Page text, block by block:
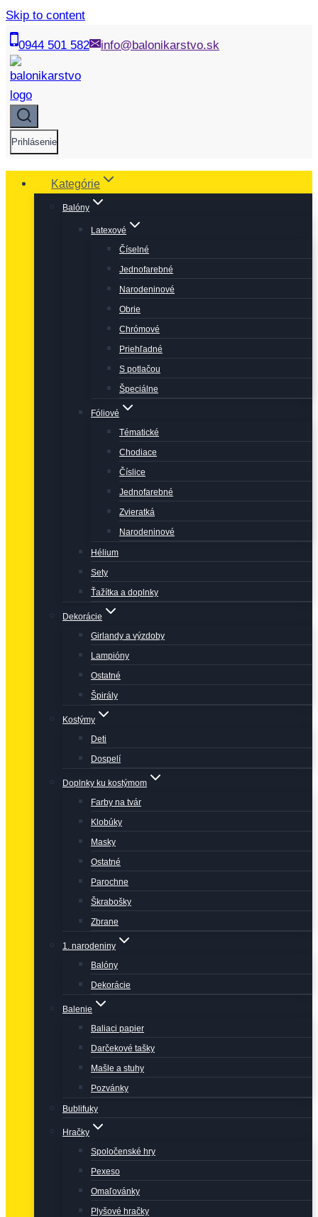
Skip to content
0944 501 582 info@balonikarstvo.sk
Prihlásenie
Kategórie
Balóny
Latexové
Číselné
Jednofarebné
Narodeninové
Obrie
Chrómové
Priehľadné
S potlačou
Špeciálne
Fóliové
Tématické
Chodiace
Číslice
Jednofarebné
Zvieratká
Narodeninové
Hélium
Sety
Ťažítka a doplnky
Dekorácie
Girlandy a výzdoby
Lampióny
Ostatné
Špirály
Kostýmy
Deti
Dospelí
Doplnky ku kostýmom
Farby na tvár
Klobúky
Masky
Ostatné
Parochne
Škrabošky
Zbrane
1. narodeniny
Balóny
Dekorácie
Balenie
Baliaci papier
Darčekové tašky
Mašle a stuhy
Pozvánky
Bublifuky
Hračky
Spoločenské hry
Pexeso
Omaľovánky
Plyšové hračky